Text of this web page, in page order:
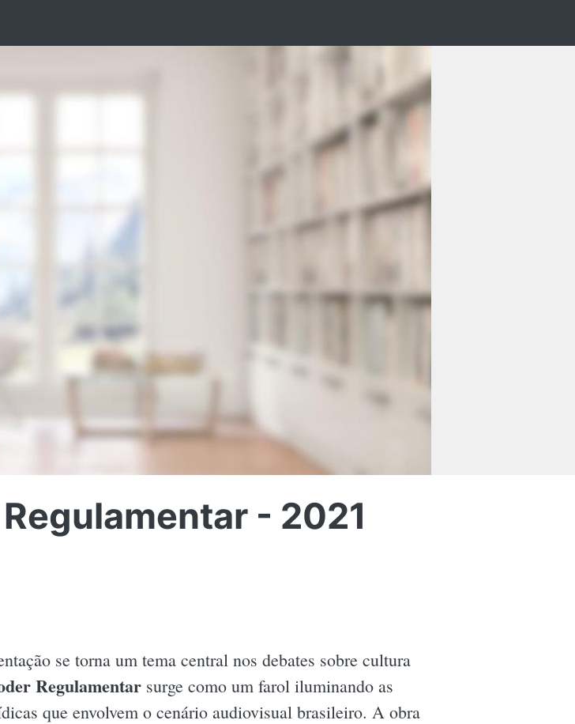
- 2021
se torna um tema central nos debates sobre cultura
Regulamentar surge como um farol iluminando as
que envolvem o cenário audiovisual brasileiro. A obra